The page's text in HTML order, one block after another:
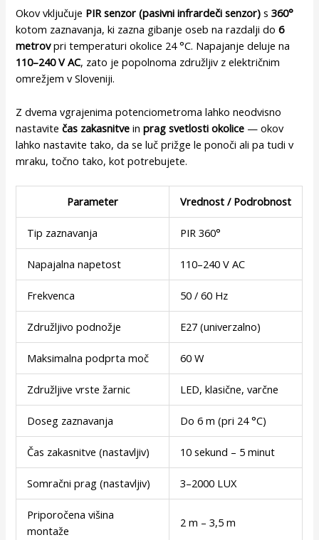
Okov vključuje PIR senzor (pasivni infrardeči senzor) s360°
kotom zaznavanja, ki zazna gibanje oseb na razdalji do6
metrovpri temperaturi okolice 24 °C. Napajanje deluje na
110–240 V AC, zato je popolnoma združljiv z električnim
omrežjem v Sloveniji.
Z dvema vgrajenima potenciometroma lahko neodvisno
nastavitečas zakasnitve inprag svetlosti okolice — okov
lahko nastavite tako, da se luč prižge le ponoči ali pa tudi v
mraku, točno tako, kot potrebujete.
Parameter Vrednost / Podrobnost
Tip zaznavanja PIR 360°
Napajalna napetost 110–240 V AC
Frekvenca 50 / 60 Hz
Združljivo podnožje E27 (univerzalno)
Maksimalna podprta moč 60 W
Združljive vrste žarnic LED, klasične, varčne
Doseg zaznavanja Do 6 m (pri 24 °C)
Čas zakasnitve (nastavljiv) 10 sekund – 5 minut
Somračni prag (nastavljiv) 3–2000 LUX
Priporočena višina
montaže
2 m – 3,5 m